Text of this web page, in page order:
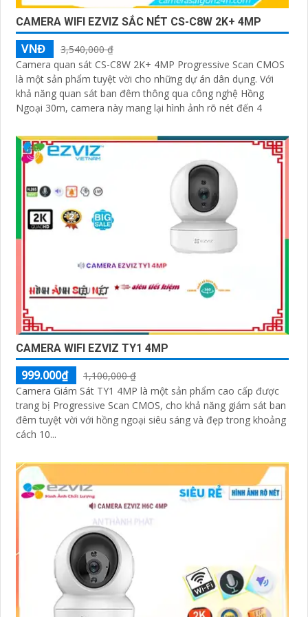
CAMERA WIFI EZVIZ SẮC NÉT CS-C8W 2K+ 4MP
VNĐ
3,540,000 ₫
Camera quan sát CS-C8W 2K+ 4MP Progressive Scan CMOS
là một sản phẩm tuyệt vời cho những dự án dân dụng. Với
khả năng quan sát ban đêm thông qua công nghệ Hồng
Ngoại 30m, camera này mang lại hình ảnh rõ nét đến 4
CAMERA WIFI EZVIZ TY1 4MP
999.000₫
1,100,000 ₫
Camera Giám Sát TY1 4MP là một sản phẩm cao cấp được
trang bị Progressive Scan CMOS, cho khả năng giám sát ban
đêm tuyệt vời với hồng ngoại siêu sáng và đẹp trong khoảng
cách 10...